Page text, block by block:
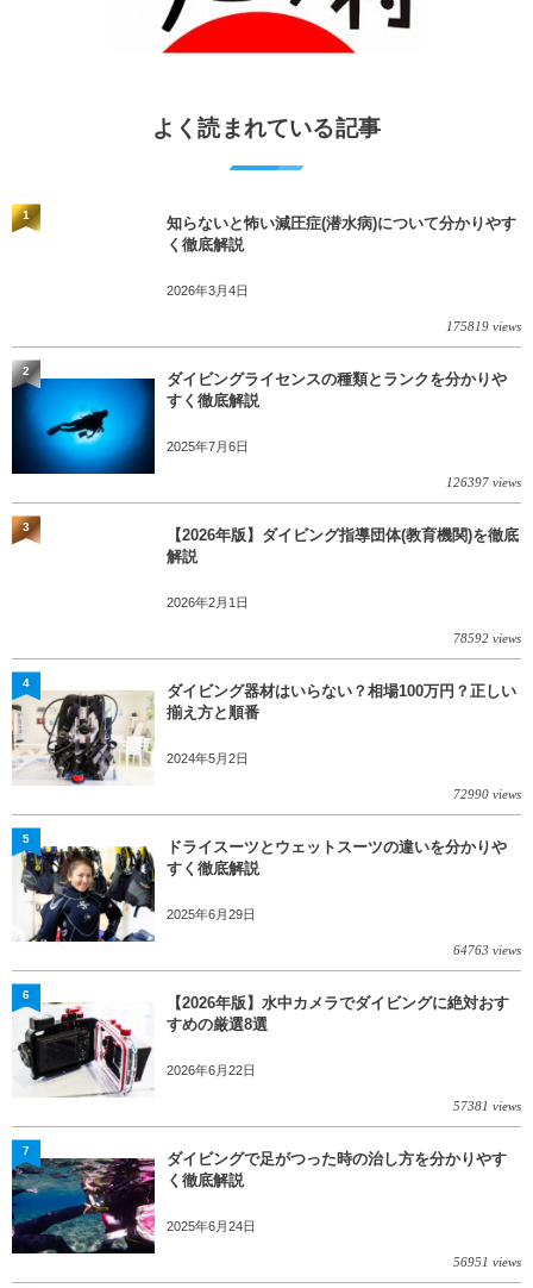
よく読まれている記事
知らないと怖い減圧症(潜水病)について分かりやす
く徹底解説
2026年3月4日
175819 views
1
ダイビングライセンスの種類とランクを分かりや
すく徹底解説
2025年7月6日
126397 views
2
【2026年版】ダイビング指導団体(教育機関)を徹底
解説
2026年2月1日
78592 views
3
ダイビング器材はいらない？相場100万円？正しい
揃え方と順番
2024年5月2日
72990 views
4
ドライスーツとウェットスーツの違いを分かりや
すく徹底解説
2025年6月29日
64763 views
5
【2026年版】水中カメラでダイビングに絶対おす
すめの厳選8選
2026年6月22日
57381 views
6
ダイビングで足がつった時の治し方を分かりやす
く徹底解説
2025年6月24日
56951 views
7